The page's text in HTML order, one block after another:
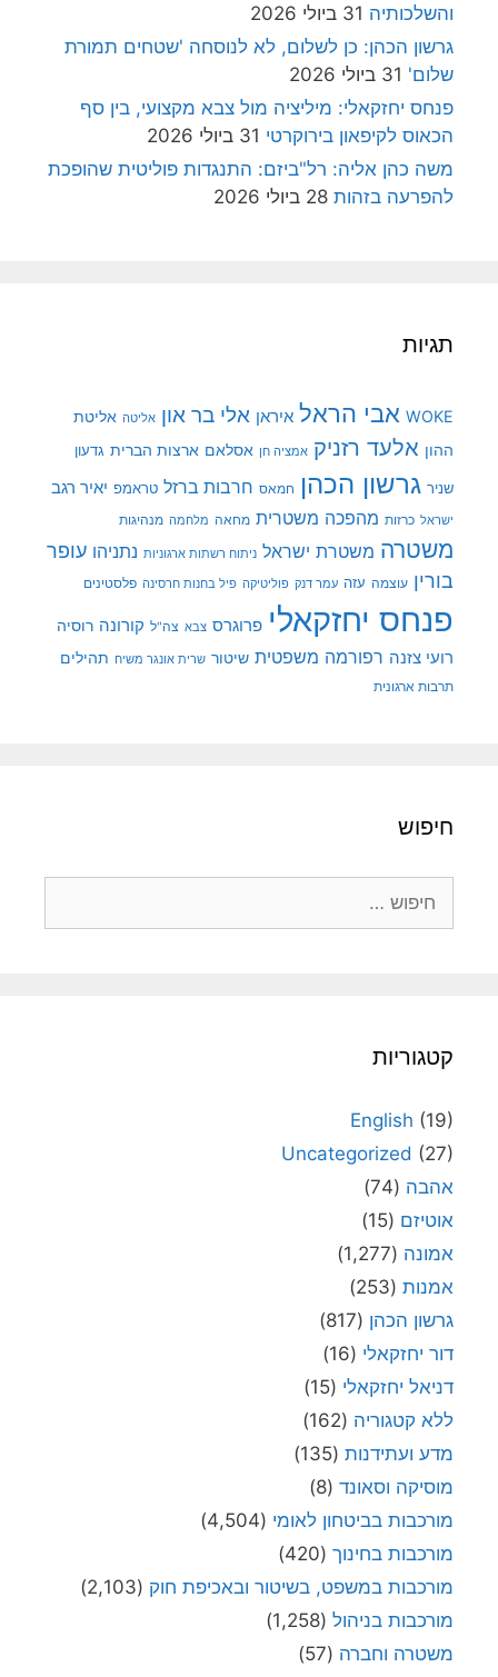
והשלכותיה 31 ביולי 2026
גרשון הכהן: כן לשלום, לא לנוסחה 'שטחים תמורת
שלום' 31 ביולי 2026
פנחס יחזקאלי: מיליציה מול צבא מקצועי, בין סף
הכאוס לקיפאון בירוקרטי 31 ביולי 2026
משה כהן אליה: רל"ביזם: התנגדות פוליטית שהופכת
להפרעה בזהות 28 ביולי 2026
תגיות
WOKE אבי הראל איראן אלי בר און אליטה אליטת
ההון אלעד רזניק אמציה חן אסלאם ארצות הברית גדעון
שניר גרשון הכהן חמאס חרבות ברזל טראמפ יאיר רגב
ישראל כרזות מהפכה משטרית מחאה מלחמה מנהיגות
משטרה משטרת ישראל ניתוח רשתות ארגוניות נתניהו עופר
בורין עוצמה עזה עמר דנק פוליטיקה פיל בחנות חרסינה פלסטינים
פנחס יחזקאלי פרוגרס צבא צה"ל קורונה רוסיה
רועי צזנה רפורמה משפטית שיטור שרית אונגר משיח תהילים
תרבות ארגונית
חיפוש
קטגוריות
English (19)
Uncategorized (27)
אהבה (74)
אוטיזם (15)
אמונה (1,277)
אמנות (253)
גרשון הכהן (817)
דור יחזקאלי (16)
דניאל יחזקאלי (15)
ללא קטגוריה (162)
מדע ועתידנות (135)
מוסיקה וסאונד (8)
מורכבות בביטחון לאומי (4,504)
מורכבות בחינוך (420)
מורכבות במשפט, בשיטור ובאכיפת חוק (2,103)
מורכבות בניהול (1,258)
משטרה וחברה (57)